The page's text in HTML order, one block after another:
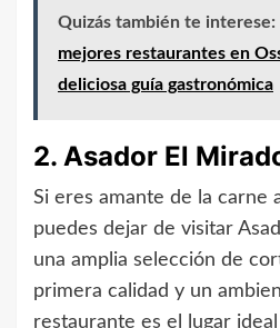
Quizás también te interese:
mejores restaurantes en
deliciosa guía gastronómica
2. Asador El
Si eres amante de la carne
puedes dejar de visitar
una amplia selección de
primera calidad y un
restaurante es el lugar